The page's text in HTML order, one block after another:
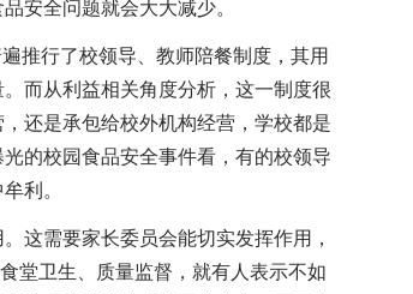
安全问题就会大大减少。
行了校领导、教师陪餐制度，其用
而从利益相关角度分析，这一制度很
还是承包给校外机构经营，学校都是
的校园食品安全事件看，有的校领导
利。
需要家长委员会能切实发挥作用，
堂卫生、质量监督，就有人表示不如